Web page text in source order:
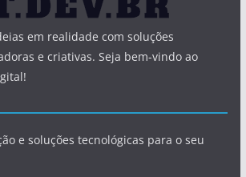
em realidade com soluções
e criativas. Seja bem-vindo ao
e soluções tecnológicas para o seu